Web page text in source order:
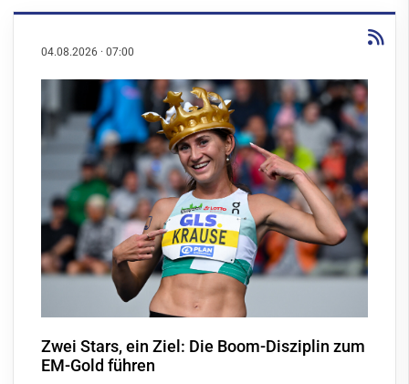
04.08.2026 · 07:00
Zwei Stars, ein Ziel: Die Boom-Disziplin zum
EM-Gold führen